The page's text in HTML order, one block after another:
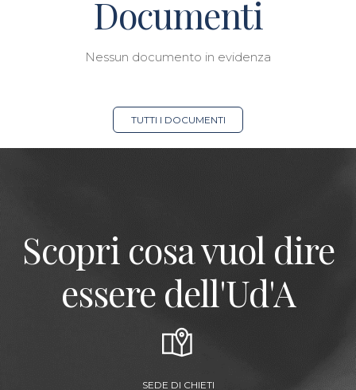
Documenti
Nessun documento in evidenza
TUTTI I DOCUMENTI
Scopri cosa vuol dire
essere dell'Ud'A
SEDE DI CHIETI